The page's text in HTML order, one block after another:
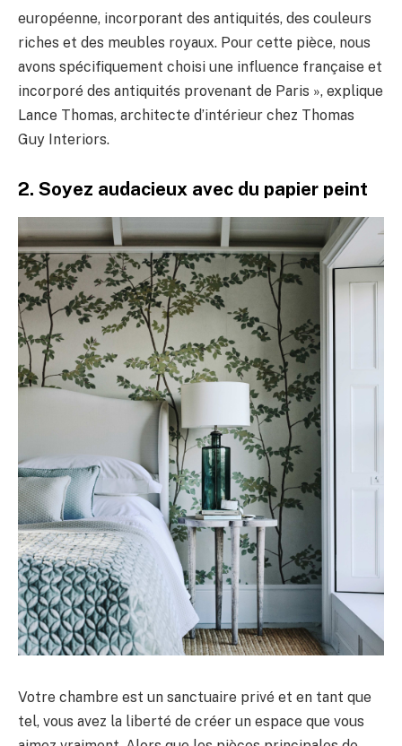
européenne, incorporant des antiquités, des couleurs
riches et des meubles royaux. Pour cette pièce, nous
avons spécifiquement choisi une influence française et
incorporé des antiquités provenant de Paris », explique
Lance Thomas, architecte d’intérieur chez Thomas
Guy Interiors.
2. Soyez audacieux avec du papier peint
Votre chambre est un sanctuaire privé et en tant que
tel, vous avez la liberté de créer un espace que vous